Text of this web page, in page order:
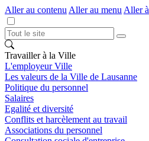
Aller au contenu Aller au menu Aller
Travailler à la Ville
L'employeur Ville
Les valeurs de la Ville de Lausanne
Politique du personnel
Salaires
Egalité et diversité
Conflits et harcèlement au travail
Associations du personnel